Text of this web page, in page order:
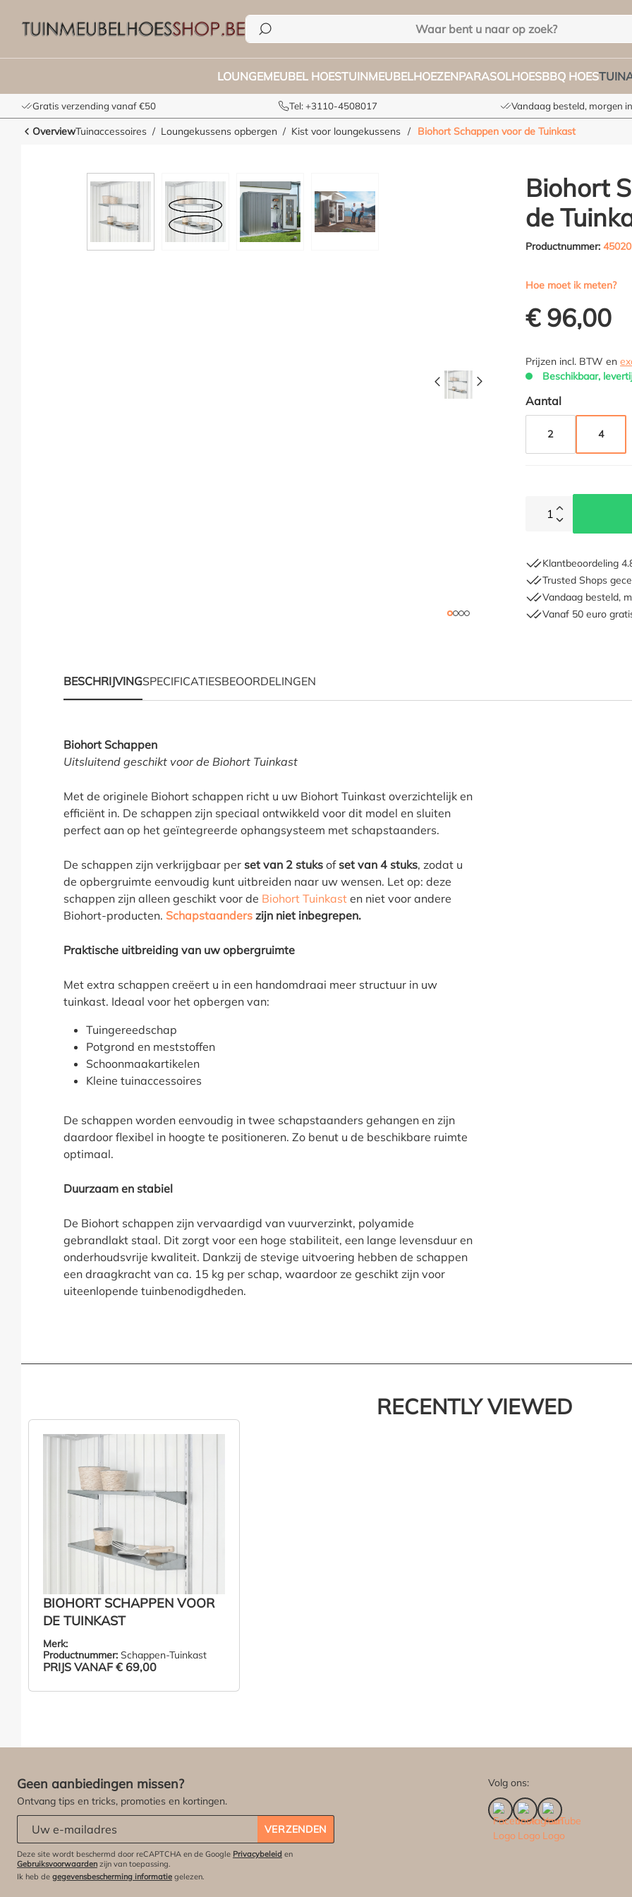
LOUNGEMEUBEL HOESTUINMEUBELHOEZENPARASOLHOESBBQ HOES
Gratis verzending vanaf €50 Tel: +3110-4508017 Vandaag besteld, morgen
OverviewTuinaccessoires Loungekussens opbergen Kist voor loungekussens / Biohort Schappen voor de Tuinkast
Afbeeldingengalerij overslaan
Biohort
de
Productnummer:45020
Hoe moet ik meten?
€ 96,00
Prijzen incl. BTW en
Beschikbaar,
Selecteer
Aantal
2 4
1
Klantbeoordeling
Trusted Shops
Vandaag besteld,
Vanaf 50 euro
BESCHRIJVINGSPECIFICATIESBEOORDELINGEN
Productinformatie "Biohort Schappen voor de
Biohort Schappen
Uitsluitend geschikt voor de Biohort Tuinkast
Met de originele Biohort schappen richt u uw Biohort Tuinkast overzichtelijk en
efficiënt in. De schappen zijn speciaal ontwikkeld voor dit model en sluiten
perfect aan op het geïntegreerde ophangsysteem met schapstaanders.
De schappen zijn verkrijgbaar per set van 2 stuks ofset van 4 stuks, zodat u
de opbergruimte eenvoudig kunt uitbreiden naar uw wensen. Let op: deze
schappen zijn alleen geschikt voor de Biohort Tuinkast en niet voor andere
Biohort-producten. Schapstaanders zijn niet inbegrepen.
Praktische uitbreiding van uw opbergruimte
Met extra schappen creëert u in een handomdraai meer structuur in uw
tuinkast. Ideaal voor het opbergen van:
Tuingereedschap
Potgrond en meststoffen
Schoonmaakartikelen
Kleine tuinaccessoires
De schappen worden eenvoudig in twee schapstaanders gehangen en zijn
daardoor flexibel in hoogte te positioneren. Zo benut u de beschikbare ruimte
optimaal.
Duurzaam en stabiel
De Biohort schappen zijn vervaardigd van vuurverzinkt, polyamide
gebrandlakt staal. Dit zorgt voor een hoge stabiliteit, een lange levensduur en
onderhoudsvrije kwaliteit. Dankzij de stevige uitvoering hebben de schappen
een draagkracht van ca. 15 kg per schap, waardoor ze geschikt zijn voor
uiteenlopende tuinbenodigdheden.
RECENTLY VIEWED
BIOHORT SCHAPPEN VOOR
DE TUINKAST
Merk:
Productnummer: Schappen-Tuinkast
PRIJS VANAF € 69,00
Geen aanbiedingen missen?
Ontvang tips en tricks, promoties en kortingen.
VERZENDEN
Deze site wordt beschermd door reCAPTCHA en de Google Privacybeleid en
Gebruiksvoorwaarden zijn van toepassing.
Ik heb de gegevensbescherming informatie gelezen.
Volg ons: